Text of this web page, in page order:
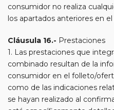
consumidor no realiza
los apartados anteriores en
Cláusula 16.- Prestaciones
1. Las prestaciones que
combinado resultan de la
consumidor en el folleto/
como de las indicaciones
se hayan realizado al